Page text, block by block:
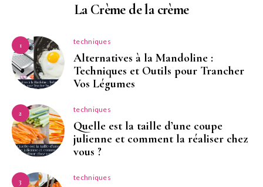
La Crème de la crème
1 techniques
Alternatives à la Mandoline :
Techniques et Outils pour Trancher
Vos Légumes
2 techniques
Quelle est la taille d’une coupe
julienne et comment la réaliser chez
vous ?
3 techniques